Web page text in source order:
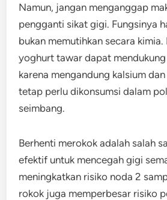
Namun, jangan menganggap
pengganti sikat gigi. Fungsinya
bukan memutihkan secara kimia.
yoghurt tawar dapat mendukung
karena mengandung kalsium
tetap perlu dikonsumsi dalam
seimbang.
Berhenti merokok adalah salah
efektif untuk mencegah gigi
meningkatkan risiko noda 2
rokok juga memperbesar risiko